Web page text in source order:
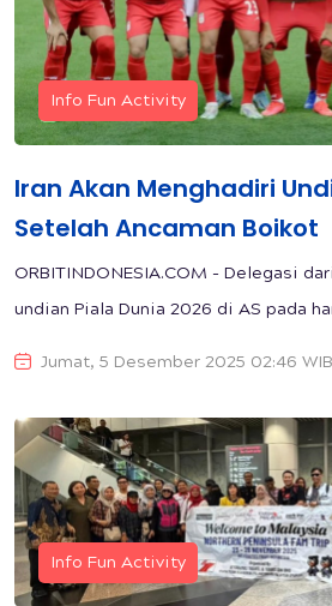
Info Fun Activity
Iran Akan Menghadiri
Setelah Ancaman Boikot
ORBITINDONESIA.COM - Delegasi
undian Piala Dunia 2026 di AS pada
Jumat, 5 Desember 2025 02:46 WIB
Info Fun Activity